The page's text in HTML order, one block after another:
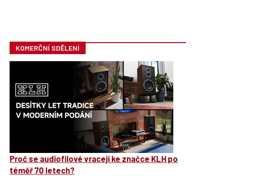
KOMERČNÍ SDĚLENÍ
Proč se audiofilové vracejí ke značce KLH po
téměř 70 letech?